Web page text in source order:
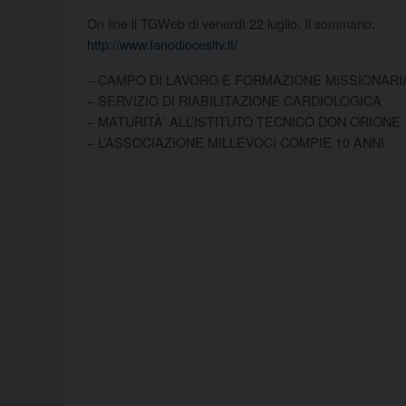
On line il TGWeb di venerdì 22 luglio. Il sommario:
http://www.fanodiocesitv.it/
– CAMPO DI LAVORO E FORMAZIONE
– SERVIZIO DI RIABILITAZIONE CARDIOLOGICA
– MATURITÀ’ ALL’ISTITUTO TECNICO DON ORIONE
– L’ASSOCIAZIONE MILLEVOCI COMPIE 10 ANNI